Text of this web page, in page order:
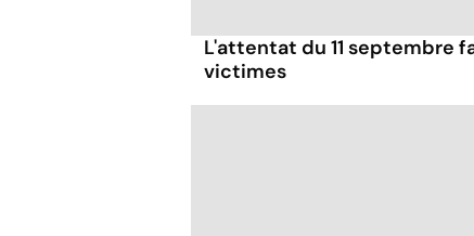
L'attentat du 11 septembre
victimes